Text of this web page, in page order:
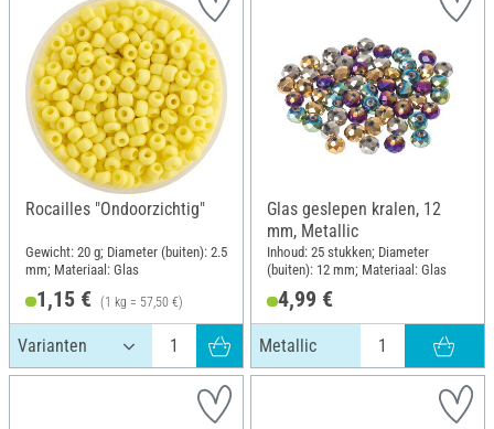
Rocailles "Ondoorzichtig"
Gewicht: 20 g; Diameter (buiten): 2.5
mm; Materiaal: Glas
1,15 € (1 kg = 57,50 €)
Glas geslepen kralen, 12
mm, Metallic
Inhoud: 25 stukken; Diameter
(buiten): 12 mm; Materiaal: Glas
4,99 €
Metallic